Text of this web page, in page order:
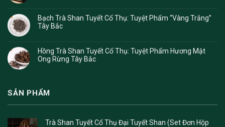
Bạch Trà Shan Tuyết Cổ Thụ: Tuyệt Phẩm “Vàng Trắng”
Tây Bắc
Hồng Trà Shan Tuyết Cổ Thụ: Tuyệt Phẩm Hương Mật
Ong Rừng Tây Bắc
SẢN PHẨM
Trà Shan Tuyết Cổ Thụ Đại Tuyết Shan (Set Đơn Hộp